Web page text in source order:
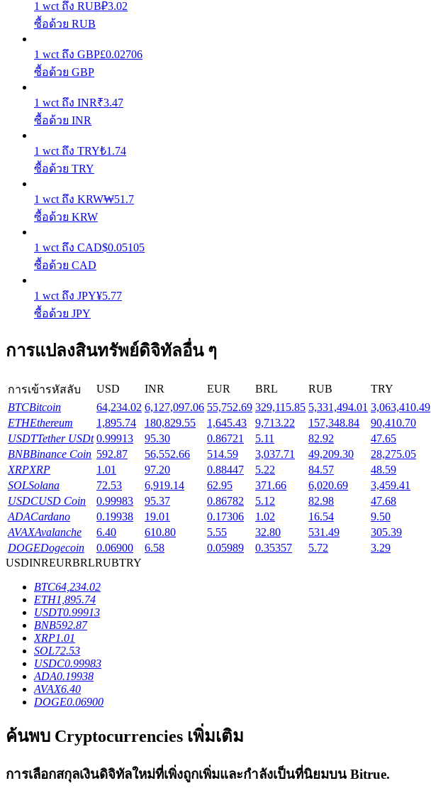
รับรางวัลการแข่งขันทุกวัน
การปักหลัก
ผลตอบแทนสูงและเข้าถึงได้ทันที
Launchpool
การเซ้งแบบยืดหยุ่นเพื่อรับโทเคนยอดนิยม
การล็อค BTR
การลงทุนพิเศษสำหรับผู้ถือ BTR
1 wct ถึง RUB₽3.02
ซื้อด้วย RUB
1 wct ถึง GBP£0.02706
ซื้อด้วย GBP
1 wct ถึง INR₹3.47
ซื้อด้วย INR
1 wct ถึง TRY₺1.74
ซื้อด้วย TRY
1 wct ถึง KRW₩51.7
ซื้อด้วย KRW
1 wct ถึง CAD$0.05105
ซื้อด้วย CAD
1 wct ถึง JPY¥5.77
ซื้อด้วย JPY
การแปลงสินทรัพย์ดิจิทัลอื่น ๆ
การเข้ารหัสลับ USD INR EUR BRL RUB
TRY
BTCBitcoin 64,234.02 6,127,097.06 55,752.69 329,115.85 5,331,494.01 3,063,410.49
ETHEthereum 1,895.74 180,829.55 1,645.43 9,713.22 157,348.84
90,410.70
USDTTether USDt 0.99913 95.30 0.86721 5.11 82.92
47.65
BNBBinance Coin 592.87 56,552.66 514.59 3,037.71 49,209.30
28,275.05
XRPXRP 1.01 97.20 0.88447 5.22 84.57
48.59
SOLSolana 72.53 6,919.14 62.95 371.66 6,020.69
3,459.41
USDCUSD Coin 0.99983 95.37 0.86782 5.12 82.98
47.68
ADACardano 0.19938 19.01 0.17306 1.02 16.54
9.50
AVAXAvalanche 6.40 610.80 5.55 32.80 531.49
305.39
DOGEDogecoin 0.06900 6.58 0.05989 0.35357 5.72
3.29
USDINREURBRLRUBTRY
BTC64,234.02
ETH1,895.74
USDT0.99913
BNB592.87
XRP1.01
SOL72.53
USDC0.99983
ADA0.19938
AVAX6.40
DOGE0.06900
ค้นพบ Cryptocurrencies เพิ่มเติม
การเลือกสกุลเงินดิจิทัลใหม่ที่เพิ่งถูกเพิ่มและกำลังเป็นที่นิยมบน Bitrue.